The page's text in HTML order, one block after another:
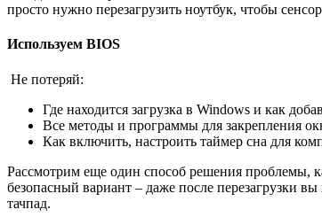
просто нужно перезагрузить ноутбук, чтобы
Используем BIOS
Не потеряй:
Где находится загрузка в Windows и как
Все методы и программы для закрепления
Как включить, настроить таймер сна для
Рассмотрим еще один способ решения проблемы,
безопасный вариант – даже после перезагрузки
тачпад.